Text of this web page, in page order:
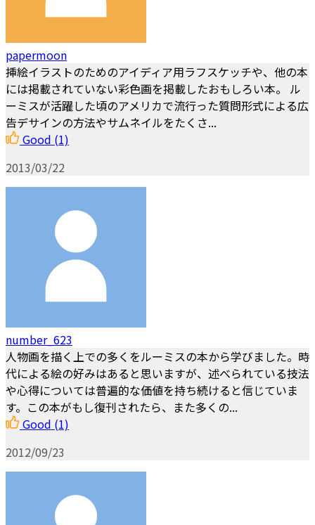
papermoon
挿絵イラストのためのアイディア用ラフスケッチや、他の本
には掲載されていない彩色画を掲載したおもしろい本。 ル
ーミスが活躍した頃のアメリカで流行った質問形式による広
告デサインの方法やサムネイルをたくさ...
Good (1)
2013/03/22
number_623
人物画を描く上での多くをルーミスの本から学びました。時
代による絵の好みはあると思いますが、述べられている技法
や心得については普遍的な価値を持ち続けると信じていま
す。この本がもし復刊されたら、また多くの...
Good (1)
2012/09/23